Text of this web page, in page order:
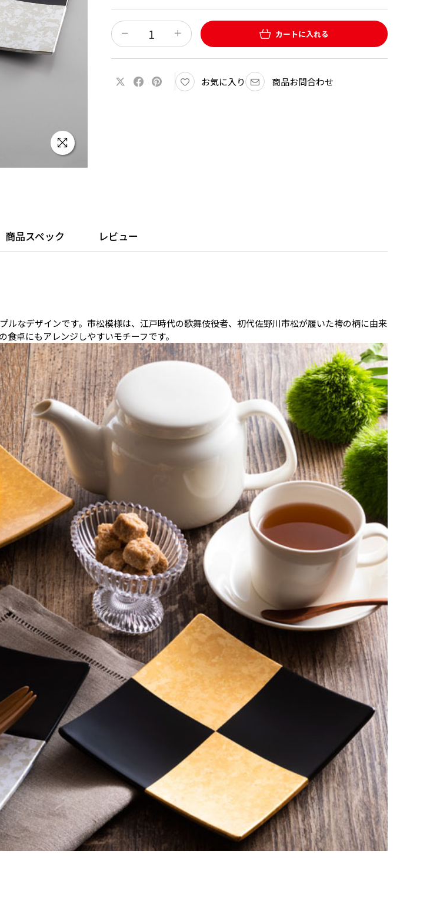
カートに入れる
お気に入り 商品お問合わせ
商品スペック レビュー
なデザインです。市松模様は、江戸時代の歌舞伎役者、初代佐野川市松が履いた袴の柄に由来
卓にもアレンジしやすいモチーフです。